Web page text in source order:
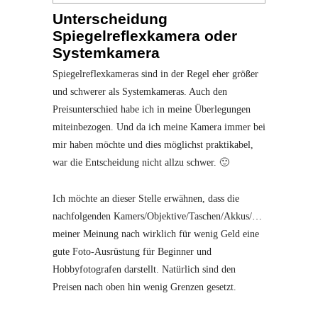
Unterscheidung
Spiegelreflexkamera oder
Systemkamera
Spiegelreflexkameras sind in der Regel eher größer
und schwerer als Systemkameras. Auch den
Preisunterschied habe ich in meine Überlegungen
miteinbezogen. Und da ich meine Kamera immer bei
mir haben möchte und dies möglichst praktikabel,
war die Entscheidung nicht allzu schwer. 🙂
Ich möchte an dieser Stelle erwähnen, dass die
nachfolgenden Kamers/Objektive/Taschen/Akkus/…
meiner Meinung nach wirklich für wenig Geld eine
gute Foto-Ausrüstung für Beginner und
Hobbyfotografen darstellt. Natürlich sind den
Preisen nach oben hin wenig Grenzen gesetzt.